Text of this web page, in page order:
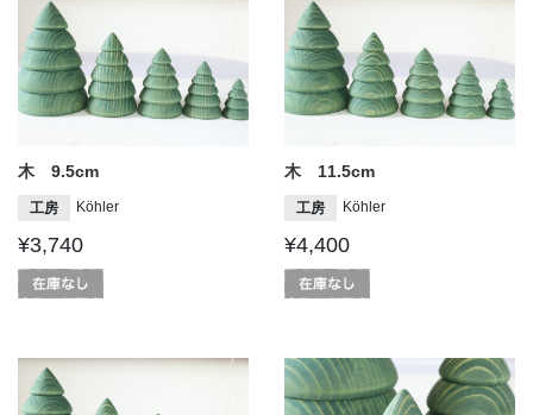
木 9.5cm
工房 Köhler
¥3,740
木 11.5cm
工房 Köhler
¥4,400